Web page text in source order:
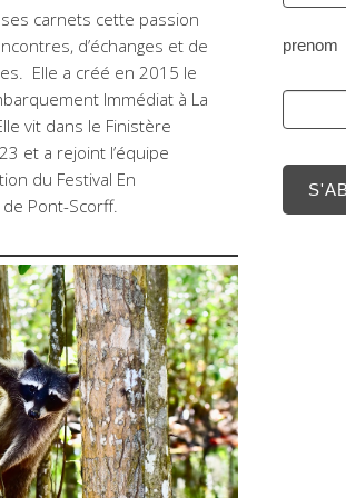
carnets cette passion
d’échanges et de
Elle a créé en 2015 le
Immédiat à La
vit dans le Finistère
et a rejoint l’équipe
du Festival En
Pont-Scorff.
prenom